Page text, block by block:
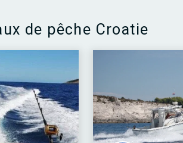
de pêche Croatie